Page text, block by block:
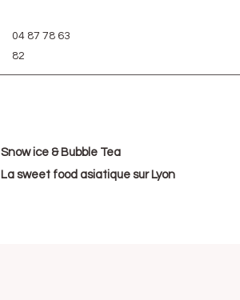
04 87 78 63
82
Snow ice & Bubble Tea
La sweet food asiatique sur Lyon